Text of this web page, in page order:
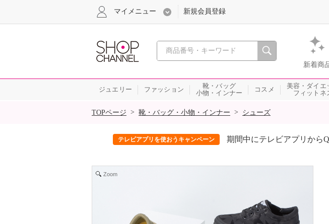
心おどる、瞬間を。通販・テレビショッピングのショップチ
新着商
マイメニュー 新規会員登録
ジュエリー ファッション
靴・バッグ
小物・インナー
コスメ
美容・ダイエ
フィットネ
SALE
TOPページ > 靴・バッグ・小物・インナー > シューズ
テレビアプリを使おうキャンペーン 期間中にテレビアプリから
Zoom